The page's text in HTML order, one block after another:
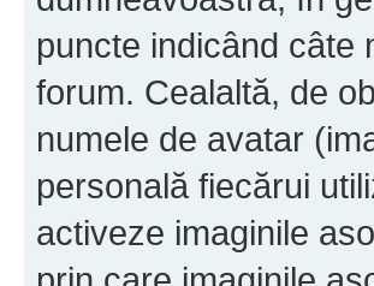
puncte indicând câte
forum. Cealaltă, de
numele de avatar
personală fiecărui
activeze imaginile